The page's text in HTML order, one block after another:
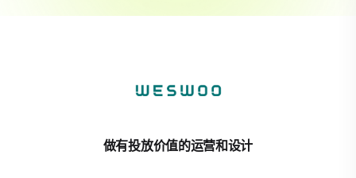
做有投放价值的运营和设计